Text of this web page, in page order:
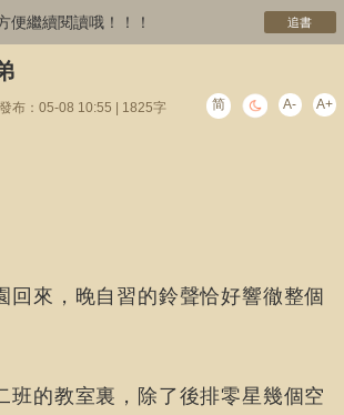
便繼續閱讀哦！！！ 追書
布：05-08 10:55 | 1825字 简 A- A+
回來，晚自習的鈴聲恰好響徹整個
班的教室裏，除了後排零星幾個空